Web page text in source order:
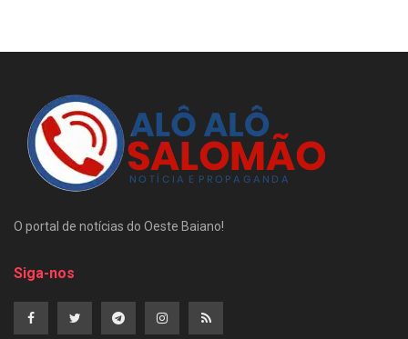
O portal de notícias do Oeste Baiano!
Siga-nos